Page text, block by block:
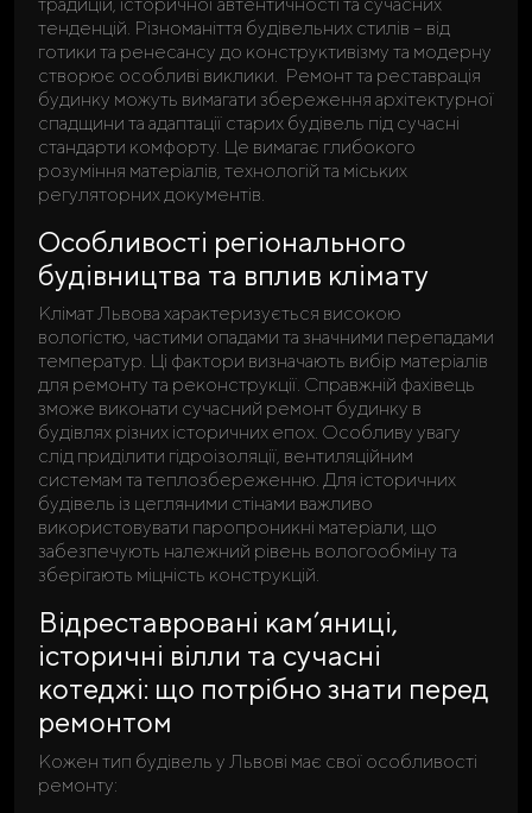
тенденцій. Різноманіття будівельних стилів – від
готики та ренесансу до конструктивізму та модерну
створює особливі виклики. Ремонт та реставрація
будинку можуть вимагати збереження архітектурної
спадщини та адаптації старих будівель під сучасні
стандарти комфорту. Це вимагає глибокого
розуміння матеріалів, технологій та міських
регуляторних документів.
Особливості регіонального
будівництва та вплив клімату
Клімат Львова характеризується високою
вологістю, частими опадами та значними перепадами
температур. Ці фактори визначають вибір матеріалів
для ремонту та реконструкції. Справжній фахівець
зможе виконати сучасний ремонт будинку в
будівлях різних історичних епох. Особливу увагу
слід приділити гідроізоляції, вентиляційним
системам та теплозбереженню. Для історичних
будівель із цегляними стінами важливо
використовувати паропроникні матеріали, що
забезпечують належний рівень вологообміну та
зберігають міцність конструкцій.
Відреставровані кам’яниці,
історичні вілли та сучасні
котеджі: що потрібно знати перед
ремонтом
Кожен тип будівель у Львові має свої особливості
ремонту: